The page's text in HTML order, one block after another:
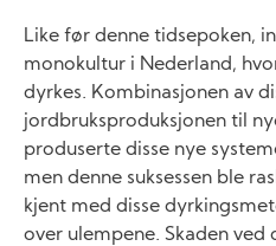
Like før denne tidsepoken,
monokultur i Nederland,
dyrkes. Kombinasjonen av
jordbruksproduksjonen til
produserte disse nye
men denne suksessen ble
kjent med disse
over ulempene. Skaden ved